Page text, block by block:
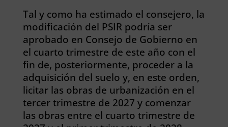
Tal y como ha estimado el consejero, la
modificación del PSIR podría ser
aprobado en Consejo de Gobierno en
el cuarto trimestre de este año con el
fin de, posteriormente, proceder a la
adquisición del suelo y, en este orden,
licitar las obras de urbanización en el
tercer trimestre de 2027 y comenzar
las obras entre el cuarto trimestre de